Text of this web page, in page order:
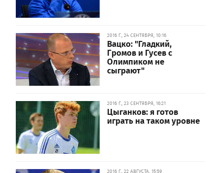
2016 Г., 24 СЕНТЯБРЯ, 10:16
Вацко: "Гладкий,
Громов и Гусев с
Олимпиком не
сыграют"
2016 Г., 23 СЕНТЯБРЯ, 16:21
Цыганков: я готов
играть на таком уровне
2016 Г., 22 АВГУСТА, 15:59